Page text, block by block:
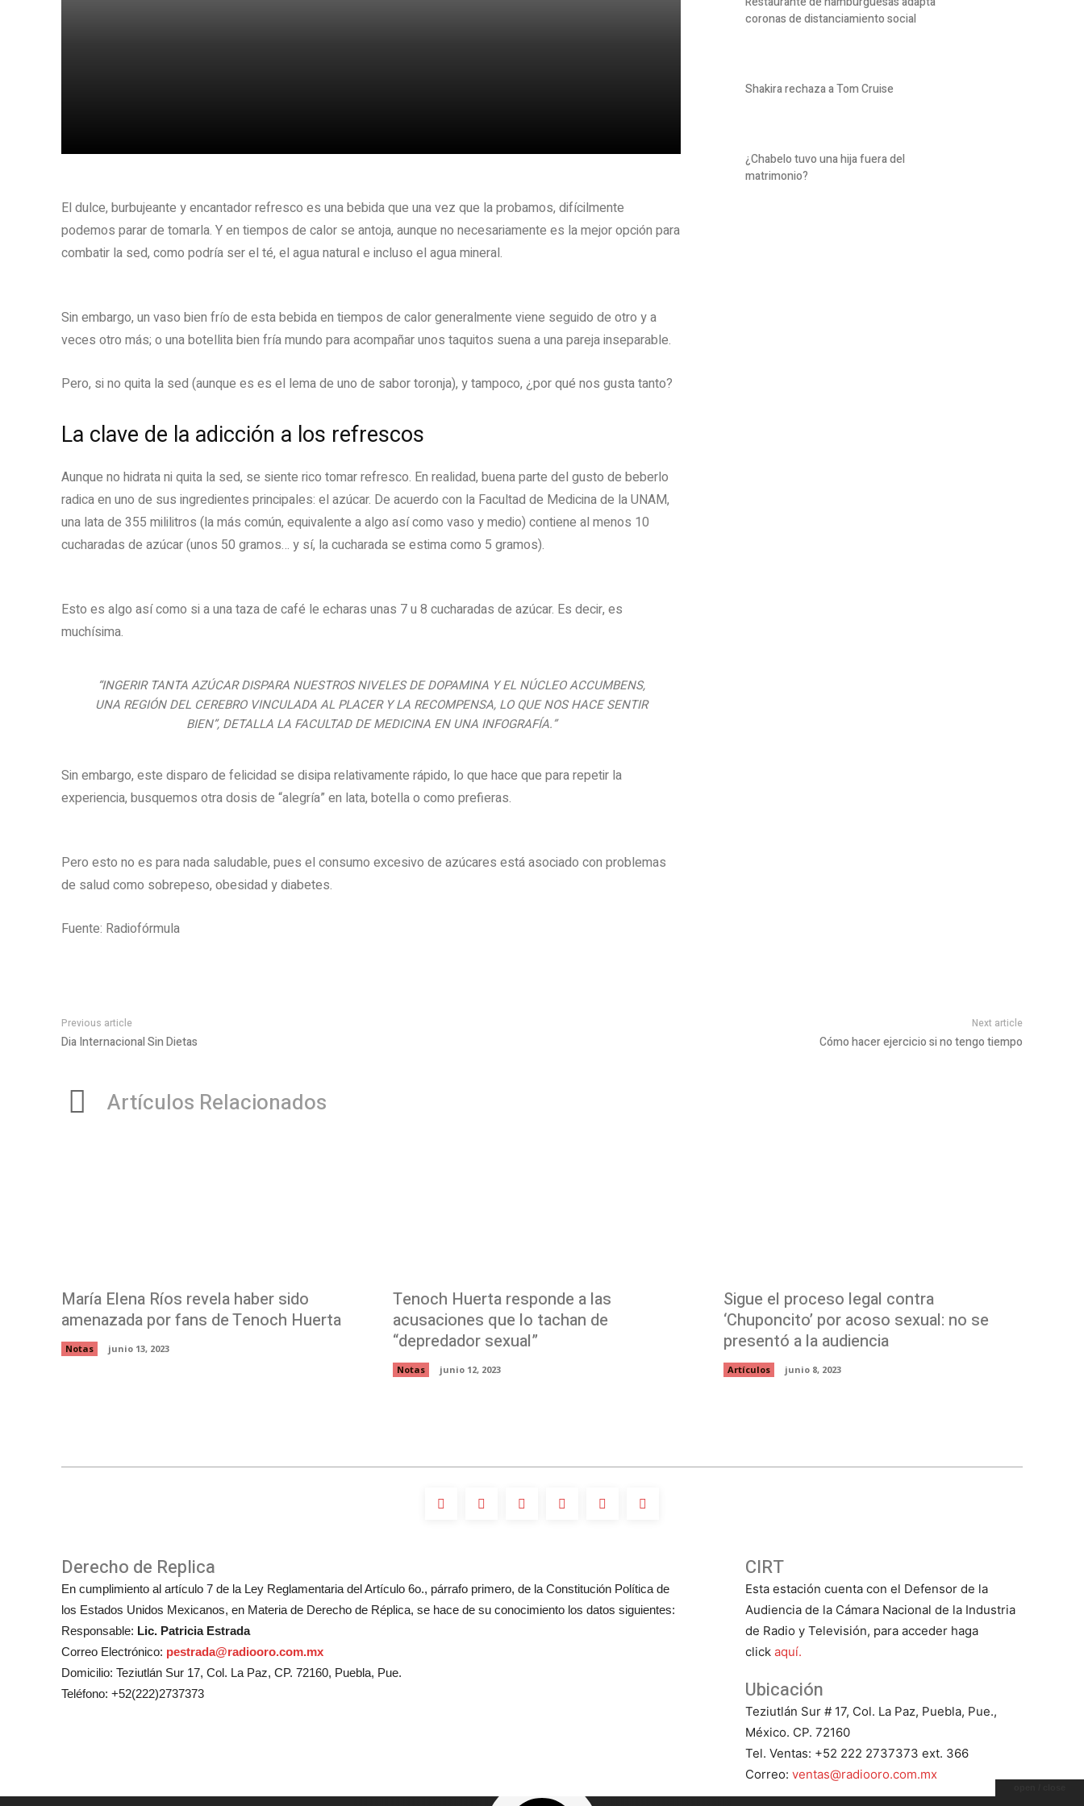
El dulce, burbujeante y encantador refresco es una bebida que una vez que la probamos, difícilmente
podemos parar de tomarla. Y en tiempos de calor se antoja, aunque no necesariamente es la mejor opción para
combatir la sed, como podría ser el té, el agua natural e incluso el agua mineral.
Sin embargo, un vaso bien frío de esta bebida en tiempos de calor generalmente viene seguido de otro y a
veces otro más; o una botellita bien fría mundo para acompañar unos taquitos suena a una pareja inseparable.
Pero, si no quita la sed (aunque es es el lema de uno de sabor toronja), y tampoco, ¿por qué nos gusta tanto?
La clave de la adicción a los refrescos
Aunque no hidrata ni quita la sed, se siente rico tomar refresco. En realidad, buena parte del gusto de beberlo
radica en uno de sus ingredientes principales: el azúcar. De acuerdo con la Facultad de Medicina de la UNAM,
una lata de 355 mililitros (la más común, equivalente a algo así como vaso y medio) contiene al menos 10
cucharadas de azúcar (unos 50 gramos… y sí, la cucharada se estima como 5 gramos).
Esto es algo así como si a una taza de café le echaras unas 7 u 8 cucharadas de azúcar. Es decir, es
muchísima.
“INGERIR TANTA AZÚCAR DISPARA NUESTROS NIVELES DE DOPAMINA Y EL NÚCLEO ACCUMBENS,
UNA REGIÓN DEL CEREBRO VINCULADA AL PLACER Y LA RECOMPENSA, LO QUE NOS HACE SENTIR
BIEN”, DETALLA LA FACULTAD DE MEDICINA EN UNA INFOGRAFÍA.”
Sin embargo, este disparo de felicidad se disipa relativamente rápido, lo que hace que para repetir la
experiencia, busquemos otra dosis de “alegría” en lata, botella o como prefieras.
Pero esto no es para nada saludable, pues el consumo excesivo de azúcares está asociado con problemas
de salud como sobrepeso, obesidad y diabetes.
Fuente: Radiofórmula
coronas de distanciamiento social
Shakira rechaza a Tom Cruise
¿Chabelo tuvo una hija fuera del
matrimonio?
Previous article
Dia Internacional Sin Dietas
Next article
Cómo hacer ejercicio si no tengo tiempo
Artículos Relacionados
María Elena Ríos revela haber sido
amenazada por fans de Tenoch Huerta
Notas junio 13, 2023
Tenoch Huerta responde a las
acusaciones que lo tachan de
“depredador sexual”
Notas junio 12, 2023
Sigue el proceso legal contra
‘Chuponcito’ por acoso sexual: no se
presentó a la audiencia
Artículos junio 8, 2023
Derecho de Replica
En cumplimiento al artículo 7 de la Ley Reglamentaria del Artículo 6o., párrafo primero, de la Constitución Política de
los Estados Unidos Mexicanos, en Materia de Derecho de Réplica, se hace de su conocimiento los datos siguientes:
Responsable: Lic. Patricia Estrada
Correo Electrónico: pestrada@radiooro.com.mx
Domicilio: Teziutlán Sur 17, Col. La Paz, CP. 72160, Puebla, Pue.
Teléfono: +52(222)2737373
CIRT
Esta estación cuenta con el Defensor de la
Audiencia de la Cámara Nacional de la Industria
de Radio y Televisión, para acceder haga
click aquí.
Ubicación
Teziutlán Sur # 17, Col. La Paz, Puebla, Pue.,
México. CP. 72160
Tel. Ventas: +52 222 2737373 ext. 366
Correo: ventas@radiooro.com.mx